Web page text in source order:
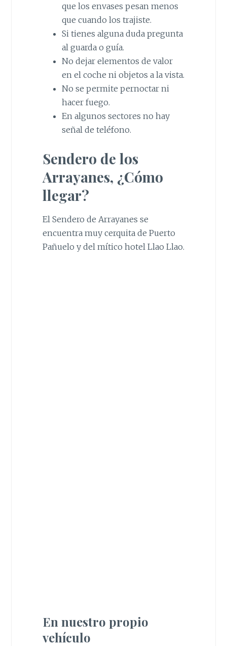
que los envases pesan menos
que cuando los trajiste.
Si tienes alguna duda pregunta
al guarda o guía.
No dejar elementos de valor
en el coche ni objetos a la vista.
No se permite pernoctar ni
hacer fuego.
En algunos sectores no hay
señal de teléfono.
Sendero de los
Arrayanes, ¿Cómo
llegar?
El Sendero de Arrayanes se
encuentra muy cerquita de Puerto
Pañuelo y del mítico hotel Llao Llao.
En nuestro propio
vehículo